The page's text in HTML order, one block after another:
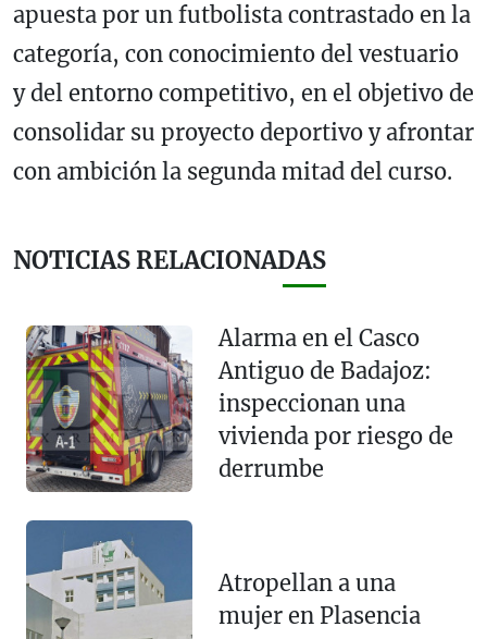
apuesta por un futbolista contrastado en la
categoría, con conocimiento del vestuario
y del entorno competitivo, en el objetivo de
consolidar su proyecto deportivo y afrontar
con ambición la segunda mitad del curso.
NOTICIAS RELACIONADAS
Alarma en el Casco
Antiguo de Badajoz:
inspeccionan una
vivienda por riesgo de
derrumbe
Atropellan a una
mujer en Plasencia